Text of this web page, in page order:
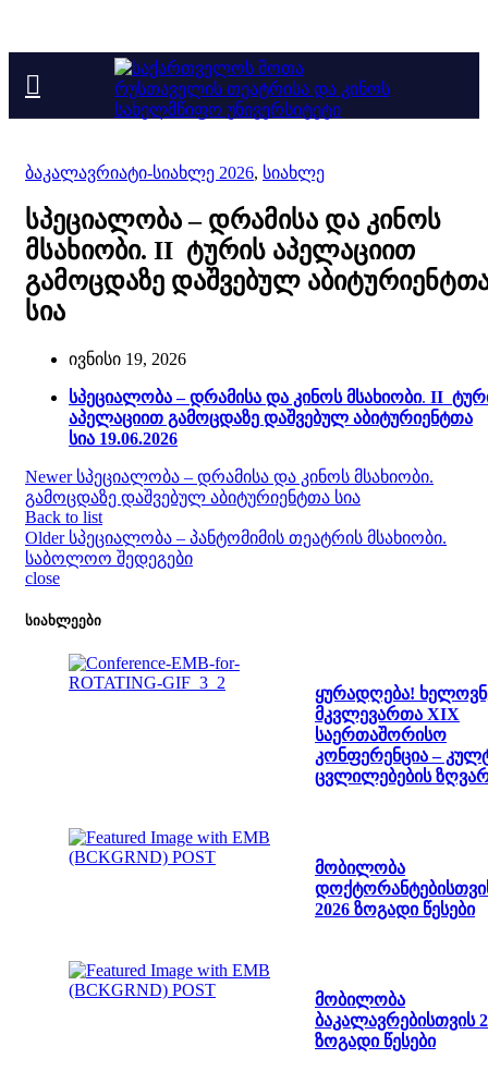
ბაკალავრიატი-სიახლე 2026, სიახლე
სპეციალობა – დრამისა და კინოს
მსახიობი. II ტურის აპელაციით
გამოცდაზე დაშვებულ
სია
ივნისი 19, 2026
სპეციალობა – დრამისა და კინოს მსახიობი. II
აპელაციით გამოცდაზე დაშვებულ აბიტურიენტთა
სია 19.06.2026
Newer სპეციალობა – დრამისა და კინოს მსახიობი.
გამოცდაზე დაშვებულ აბიტურიენტთა სია
Back to list
Older სპეციალობა – პანტომიმის თეატრის მსახიობი.
საბოლოო შედეგები
close
სიახლეები
ყურადღება!
მკვლევართა XIX
საერთაშორისო
კონფერენცია –
ცვლილებების
მობილობა
2026 ზოგადი წესები
მობილობა
ბაკალავრებისთვის
ზოგადი წესები